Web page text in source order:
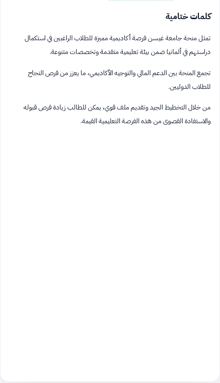
كلمات ختامية
تمثل منحة جامعة غيسن فرصة أكاديمية مميزة للطلاب الراغبين في استكمال
دراستهم في ألمانيا ضمن بيئة تعليمية متقدمة وتخصصات متنوعة.
تجمع المنحة بين الدعم المالي والتوجيه الأكاديمي، ما يعزز من فرص النجاح
للطلاب الدوليين.
من خلال التخطيط الجيد وتقديم ملف قوي، يمكن للطالب زيادة فرص قبوله
والاستفادة القصوى من هذه الفرصة التعليمية القيمة.